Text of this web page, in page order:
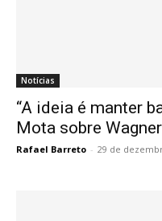
Notícias
“A ideia é manter
Mota sobre
Rafael Barreto - 29 de